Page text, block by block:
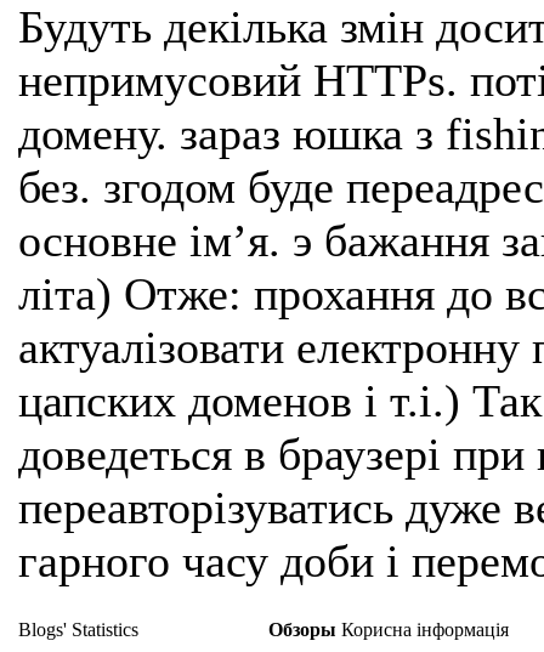
Будуть декілька змін
непримусовий HTTPs.
домену. зараз юшка з
без. згодом буде
основне імʼя. э бажання
літа) Отже: прохання до
актуалізовати
цапских доменов і т.і.)
доведеться в браузері
переавторізуватись
гарного часу доби і
Обзоры Корисна інформація
Blogs' Statistics